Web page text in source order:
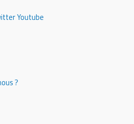
Youtube
?